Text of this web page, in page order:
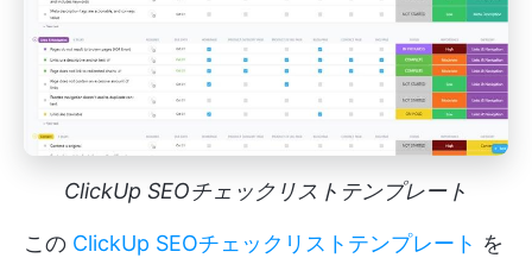
ClickUp SEOチェックリストテンプレート
この ClickUp SEOチェックリストテンプレート を